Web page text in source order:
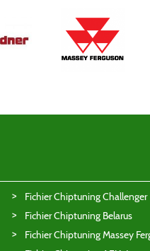
Fichier Chiptuning Challenger
Fichier Chiptuning Belarus
Fichier Chiptuning Massey